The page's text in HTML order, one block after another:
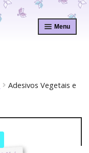
Menu
Adesivos Vegetais e